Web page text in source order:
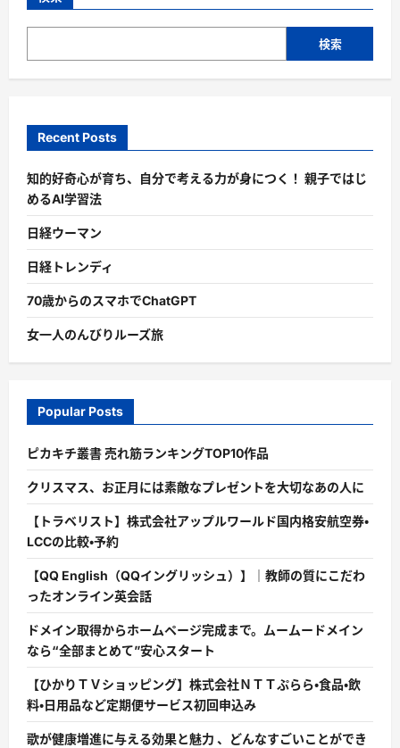
検索
Recent Posts
知的好奇心が育ち、自分で考える力が身につく！ 親子ではじ
めるAI学習法
日経ウーマン
日経トレンディ
70歳からのスマホでChatGPT
女一人のんびりルーズ旅
Popular Posts
ピカキチ叢書 売れ筋ランキングTOP10作品
クリスマス、お正月には素敵なプレゼントを大切なあの人に
【トラベリスト】株式会社アップルワールド国内格安航空券・
LCCの比較・予約
【QQ English（QQイングリッシュ）】｜教師の質にこだわ
ったオンライン英会話
ドメイン取得からホームページ完成まで。ムームードメイン
なら“全部まとめて”安心スタート
【ひかりＴＶショッピング】株式会社ＮＴＴぷらら・食品・飲
料・日用品など定期便サービス初回申込み
歌が健康増進に与える効果と魅力 、どんなすごいことができ